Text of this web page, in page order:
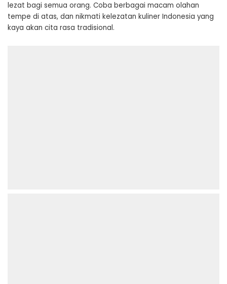
lezat bagi semua orang. Coba berbagai macam olahan
tempe di atas, dan nikmati kelezatan kuliner Indonesia yang
kaya akan cita rasa tradisional.